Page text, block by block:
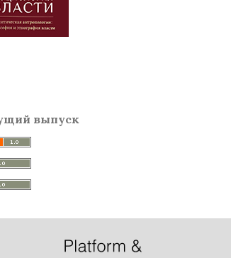
выпуск